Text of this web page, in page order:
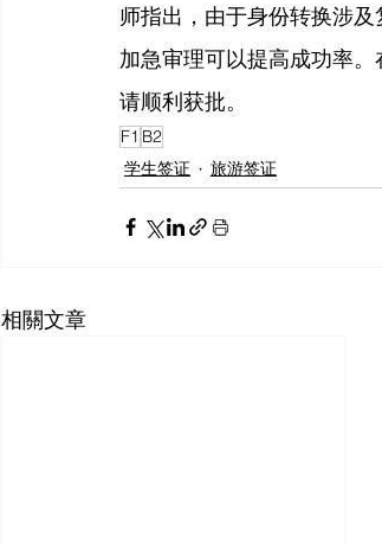
师指出，由于身份转换涉
加急审理可以提高成功率
请顺利获批。
F1 B2
学生签证
旅游签证
相關文章